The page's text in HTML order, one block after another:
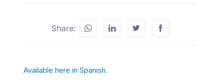
Share:
Available here in Spanish.